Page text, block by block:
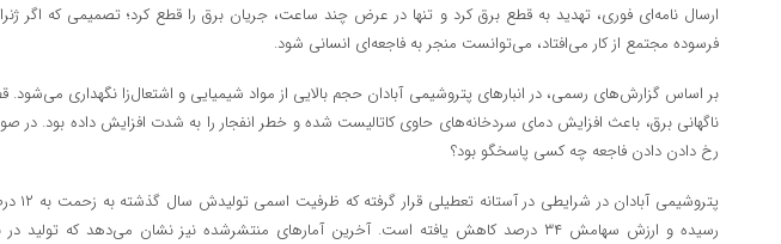
ارسال نامه‌ای فوری، تهدید به قطع برق کرد و تنها در عرض چند ساعت، جریان برق را قطع کرد؛ تصمیمی که اگر
فرسوده مجتمع از کار می‌افتاد، می‌توانست منجر به فاجعه‌ای انسانی شود.
بر اساس گزارش‌های رسمی، در انبارهای پتروشیمی آبادان حجم بالایی از مواد شیمیایی و اشتعال‌زا نگهداری می‌شود.
ناگهانی برق، باعث افزایش دمای سردخانه‌های حاوی کاتالیست شده و خطر انفجار را به شدت افزایش داده بود. در
رخ دادن دادن فاجعه چه کسی پاسخگو بود؟
پتروشیمی آبادان در شرایطی در آستانه
رسیده و ارزش سهامش ۳۴ درصد کاهش یافته است. آخرین آمارهای منتشرشده نیز نشان می‌دهد که تولید در